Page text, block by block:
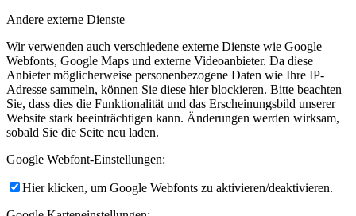
Andere externe Dienste
Wir verwenden auch verschiedene externe Dienste wie Google
Webfonts, Google Maps und externe Videoanbieter. Da diese
Anbieter möglicherweise personenbezogene Daten wie Ihre IP-
Adresse sammeln, können Sie diese hier blockieren. Bitte beachten
Sie, dass dies die Funktionalität und das Erscheinungsbild unserer
Website stark beeinträchtigen kann. Änderungen werden wirksam,
sobald Sie die Seite neu laden.
Google Webfont-Einstellungen:
Hier klicken, um Google Webfonts zu aktivieren/deaktivieren.